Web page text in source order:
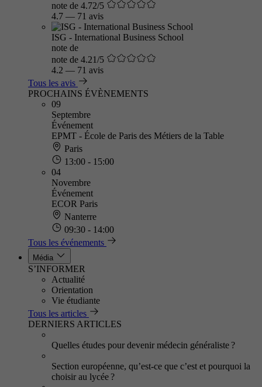
note de 4.72/5
4.7 — 71 avis
ISG - International Business School
note de
note de 4.21/5
4.2 — 71 avis
Tous les avis
PROCHAINS ÉVÈNEMENTS
09
Septembre
Événement
EPMT - École de Paris des Métiers de la Table
Paris
13:00 - 15:00
04
Novembre
Événement
ECOR Paris
Nanterre
09:30 - 14:00
Tous les événements
Média
S’INFORMER
Actualité
Orientation
Vie étudiante
Tous les articles
DERNIERS ARTICLES
Quelles études pour devenir médecin généraliste ?
Section européenne, qu’est-ce que c’est et pourquoi la
choisir au lycée ?